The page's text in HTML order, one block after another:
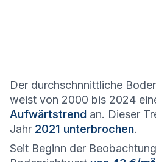
Der durchschnnittliche
weist von 2000 bis 2024
Aufwärtstrend an. Dieser
Jahr 2021 unterbrochen.
Seit Beginn der